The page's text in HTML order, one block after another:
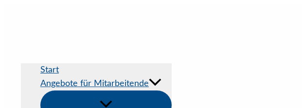
Start
Angebote für Mitarbeitende